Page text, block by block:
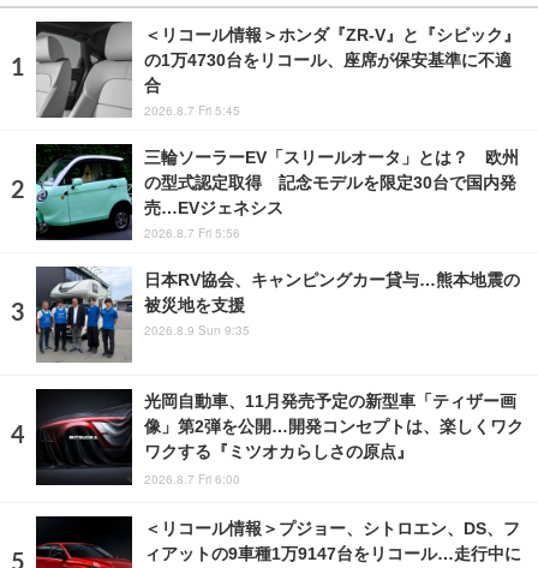
＜リコール情報＞ホンダ『ZR-V』と『シビック』
の1万4730台をリコール、座席が保安基準に不適
合
2026.8.7 Fri 5:45
三輪ソーラーEV「スリールオータ」とは？ 欧州
の型式認定取得 記念モデルを限定30台で国内発
売…EVジェネシス
2026.8.7 Fri 5:56
日本RV協会、キャンピングカー貸与…熊本地震の
被災地を支援
2026.8.9 Sun 9:35
光岡自動車、11月発売予定の新型車「ティザー画
像」第2弾を公開…開発コンセプトは、楽しくワク
ワクする『ミツオカらしさの原点』
2026.8.7 Fri 6:00
＜リコール情報＞プジョー、シトロエン、DS、フ
ィアットの9車種1万9147台をリコール…走行中に